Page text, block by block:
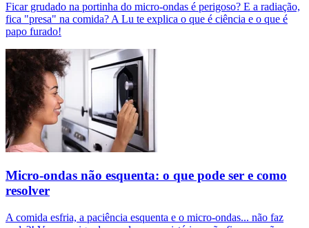
Ficar grudado na portinha do micro-ondas é perigoso? E a radiação,
fica "presa" na comida? A Lu te explica o que é ciência e o que é
papo furado!
Micro-ondas não esquenta: o que pode ser e como
resolver
A comida esfria, a paciência esquenta e o micro-ondas... não faz